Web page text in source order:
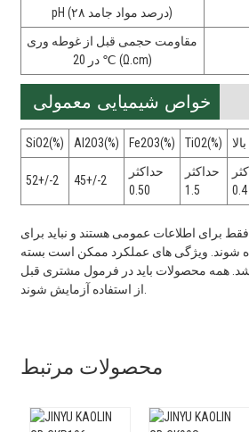
pH (۲۸ درصد مواد جامد)
مقاومت حجمی قبل از غوطه وری
در 20 ℃ (Ω.cm)
خواص شیمیایی معمولی
SiO2(%) Al2O3(%) Fe2O3(%) TiO2(%)
52+/-2 45+/-2
حداکثر
0.50
حداکثر
1.5
0.4
برای اطلاعات عمومی هستند و نباید برای
شوند. ویژگی های عملکرد ممکن است بسته
همه محصولات باید در فرمول مشتری قبل
محصولات مرتبط